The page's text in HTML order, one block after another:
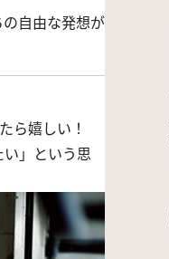
自由な発想が
ら嬉しい！
」という思